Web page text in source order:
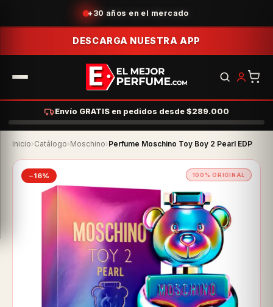
Acumula puntos con tus compras
DESCARGA NUESTRA APP
Envío GRATIS en pedidos desde $289.000
Inicio›Catálogo›Moschino›Perfume Moschino Toy Boy 2 Pearl EDP
−16% 100% ORIGINAL